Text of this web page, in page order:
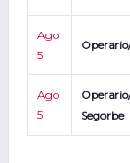
Ago
5
Ago
5
Segorbe